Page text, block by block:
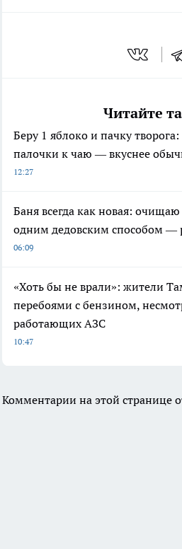
Читайте
Беру 1 яблоко и пачку
палочки к чаю — вкуснее
12:27
Баня всегда как новая:
одним дедовским способом —
06:09
«Хоть бы не врали»: жители
перебоями с бензином,
работающих АЗС
10:47
Комментарии на этой странице